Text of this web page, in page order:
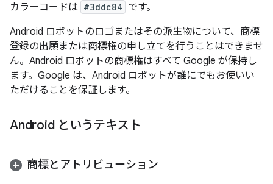
カラーコードは #3ddc84 です。
Android ロボットのロゴまたはその派生物について、商標
登録の出願または商標権の申し立てを行うことはできませ
ん。Android ロボットの商標権はすべて Google が保持し
ます。Google は、Android ロボットが誰にでもお使いい
ただけることを保証します。
Android というテキスト
商標とアトリビューション